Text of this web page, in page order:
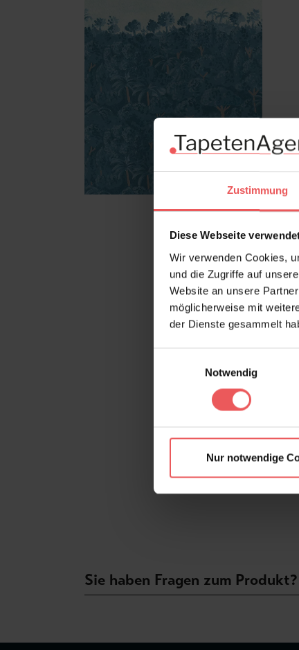
Zustimmung
Diese Webseite
Wir verwenden Cookies,
und die Zugriffe auf
Website an unsere
möglicherweise mit
der Dienste gesammelt
Notwendig
Nur notwendige
Sie haben Fragen zum Produkt?